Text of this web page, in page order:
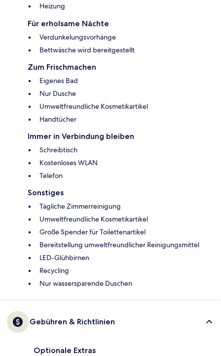
Heizung
Für erholsame Nächte
Verdunkelungsvorhänge
Bettwäsche wird bereitgestellt
Zum Frischmachen
Eigenes Bad
Nur Dusche
Umweltfreundliche Kosmetikartikel
Handtücher
Immer in Verbindung bleiben
Schreibtisch
Kostenloses WLAN
Telefon
Sonstiges
Tägliche Zimmerreinigung
Umweltfreundliche Kosmetikartikel
Große Spender für Toilettenartikel
Bereitstellung umweltfreundlicher Reinigungsmittel
LED-Glühbirnen
Recycling
Nur wassersparende Duschen
Gebühren & Richtlinien
Optionale Extras